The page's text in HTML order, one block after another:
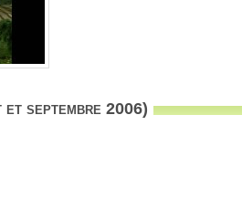
septembre 2006)